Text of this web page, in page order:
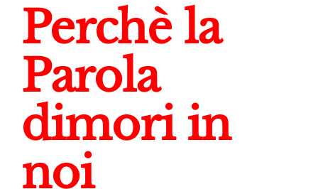
Perchè la
Parola
dimori in
noi